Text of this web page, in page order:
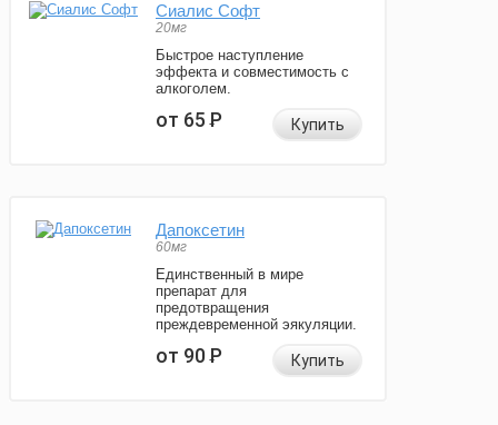
Сиалис Софт
20мг
Быстрое наступление
эффекта и совместимость с
алкоголем.
от 65Р Купить
Дапоксетин
60мг
Единственный в мире
препарат для
предотвращения
преждевременной эякуляции.
от 90Р Купить